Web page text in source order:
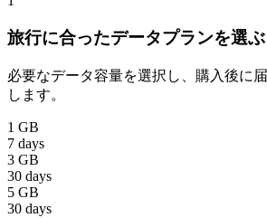
旅行に合ったデータプランを選ぶ
必要なデータ容量を選択し、購入後に
します。
1 GB
7 days
3 GB
30 days
5 GB
30 days